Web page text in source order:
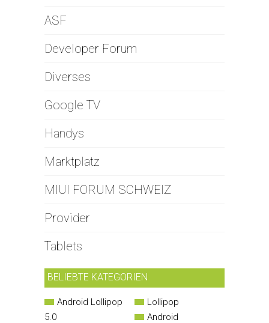
ASF
Developer Forum
Diverses
Google TV
Handys
Marktplatz
MIUI FORUM SCHWEIZ
Provider
Tablets
BELIEBTE KATEGORIEN
Android Lollipop
5.0
Lollipop
Android